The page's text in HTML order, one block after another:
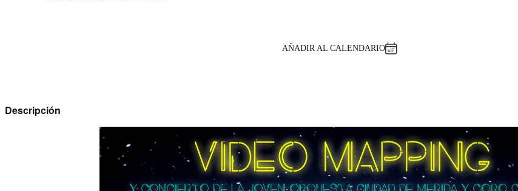
AÑADIR AL CALENDARIO
Descripción